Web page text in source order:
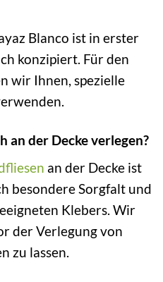
Blanco ist in erster
konzipiert. Für den
wir Ihnen, spezielle
an der Decke verlegen?
an der Decke ist
besondere Sorgfalt und
Klebers. Wir
der Verlegung von
zu lassen.